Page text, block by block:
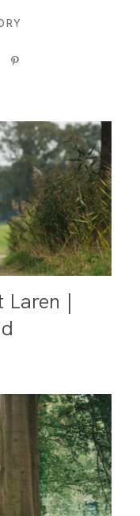
Laren |